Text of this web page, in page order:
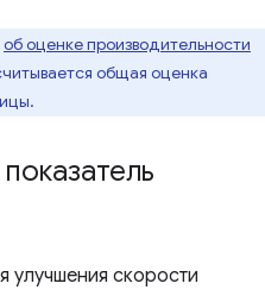
об оценке производительности
общая оценка
улучшения скорости